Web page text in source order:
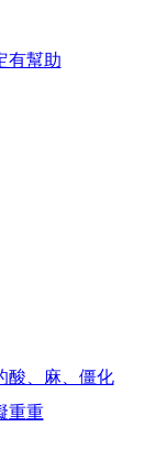
有幫助
酸、麻、僵化
重重